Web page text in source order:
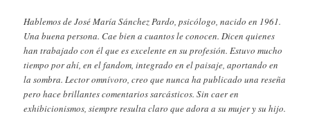
Hablemos de José María Sánchez Pardo, psicólogo, nacido en 1961.
Una buena persona. Cae bien a cuantos le conocen. Dicen quienes
han trabajado con él que es excelente en su profesión. Estuvo mucho
tiempo por ahí, en el fandom, integrado en el paisaje, aportando en
la sombra. Lector omnívoro, creo que nunca ha publicado una reseña
pero hace brillantes comentarios sarcásticos. Sin caer en
exhibicionismos, siempre resulta claro que adora a su mujer y su hijo.